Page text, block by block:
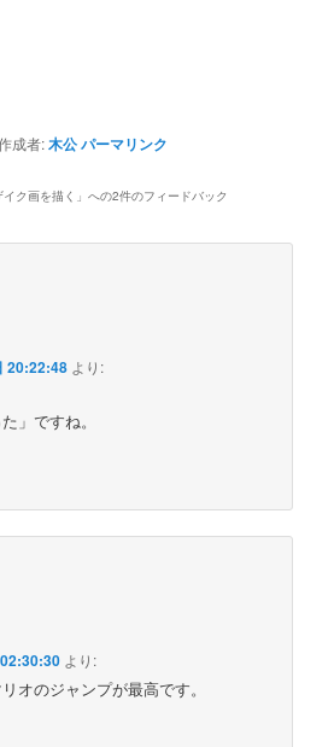
成者:木公パーマリンク
ク画を描く 」への2件のフィードバック
20:22:48 より:
」ですね。
より:
オのジャンプが最高です。